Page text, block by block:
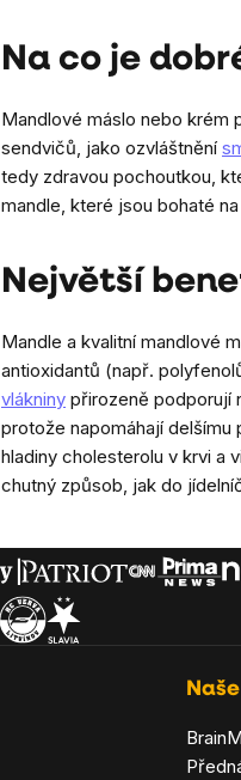
Na co je
Mandlové máslo nebo krém
sendvičů, jako ozvláštnění
tedy zdravou pochoutkou,
mandle, které jsou bohaté na
Největší
Mandle a kvalitní mandlové
antioxidantů (např.
vlákniny přirozeně podporují
protože napomáhají
hladiny cholesterolu v krvi a
chutný způsob, jak do